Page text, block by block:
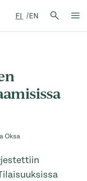
FI EN
Hae:
Oksa